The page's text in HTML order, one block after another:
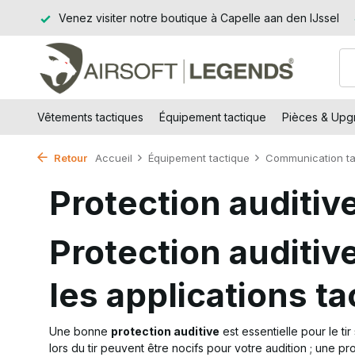
Venez visiter notre boutique à Capelle aan den IJssel
Vêtements tactiques Équipement tactique Pièces &
Retour Accueil Équipement tactique Communication
Protection
Protection
les applications
Une bonne protection auditive est essentielle pour le
lors du tir peuvent être nocifs pour votre audition ; une